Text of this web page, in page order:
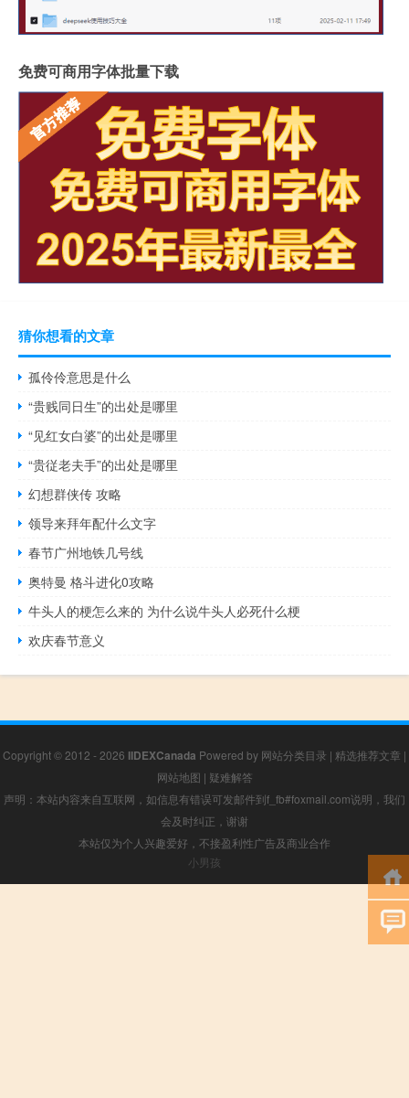
免费可商用字体批量下载
猜你想看的文章
孤伶伶意思是什么
“贵贱同日生”的出处是哪里
“见红女白婆”的出处是哪里
“贵従老夫手”的出处是哪里
幻想群侠传 攻略
领导来拜年配什么文字
春节广州地铁几号线
奥特曼 格斗进化0攻略
牛头人的梗怎么来的 为什么说牛头人必死什么梗
欢庆春节意义
Copyright © 2012 - 2026 IIDEXCanada Powered by 网站分类目录 | 精选推荐文章 |
网站地图 | 疑难解答
声明：本站内容来自互联网，如信息有错误可发邮件到f_fb#foxmail.com说明，我们
会及时纠正，谢谢
本站仅为个人兴趣爱好，不接盈利性广告及商业合作
小男孩